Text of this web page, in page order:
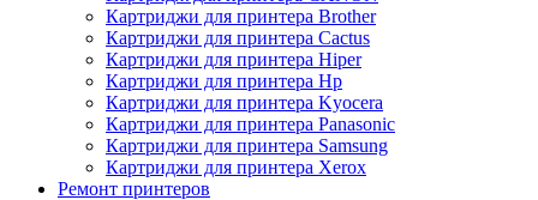
Картриджи для принтера Brother
Картриджи для принтера Cactus
Картриджи для принтера Hiper
Картриджи для принтера Hp
Картриджи для принтера Kyocera
Картриджи для принтера Panasonic
Картриджи для принтера Samsung
Картриджи для принтера Xerox
Ремонт принтеров